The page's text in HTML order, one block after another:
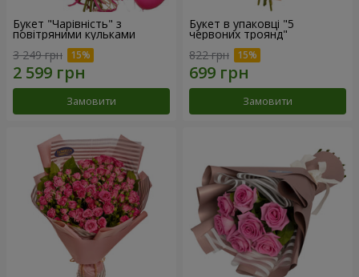
Букет "Чарівність" з
повітряними кульками
3 249 грн
Замовити
Букет в упаковці "5
червоних троянд"
822 грн
Замовити